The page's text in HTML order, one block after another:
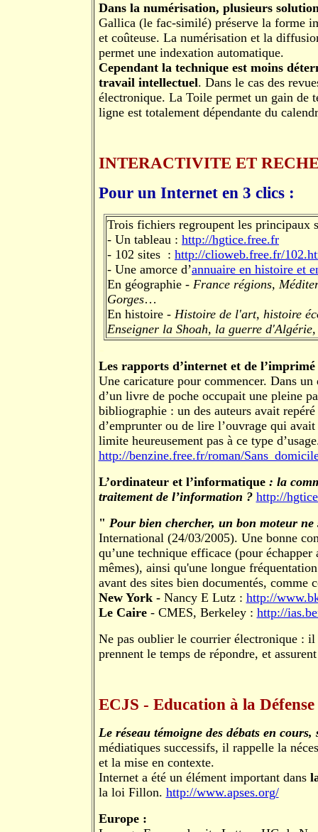
Dans la numérisation, plusieurs
Gallica (le fac-similé) préserve la forme
et coûteuse. La numérisation et la
permet une indexation automatique.
Cependant la technique est moins
travail intellectuel. Dans le cas des
électronique. La Toile permet un gain de
ligne est totalement dépendante du
INTERACTIVITE ET
Pour un Internet en 3 clics :
Trois fichiers regroupent les principaux
- Un tableau : http://hgtice.free.fr
- 102 sites : http://clioweb.free.fr/
- Une amorce d’annuaire en histoire et
En géographie - France régions,
Gorges…
En histoire - Histoire de l'art, histoire
Enseigner la Shoah, la guerre
Les rapports d’internet et de l’imprimé
Une caricature pour commencer. Dans
d’un livre de poche occupait une pleine
bibliographie : un des auteurs avait
d’emprunter ou de lire l’ouvrage qui
limite heureusement pas à ce type
http://benzine.free.fr/roman/
L’ordinateur et l’informatique : la
traitement de l’information ? http://
" Pour bien chercher, un bon moteur ne
International (24/03/2005). Une bonne
qu’une technique efficace (pour
mêmes), ainsi qu'une longue
avant des sites bien documentés, comme
New York - Nancy E Lutz : http://
Le Caire - CMES, Berkeley : http://
Ne pas oublier le courrier électronique :
prennent le temps de répondre, et
ECJS - Education à la Défense
Le réseau témoigne des débats en cours,
médiatiques successifs, il rappelle la
et la mise en contexte.
Internet a été un élément important dans
la loi Fillon. http://www.apses.org/
Europe :